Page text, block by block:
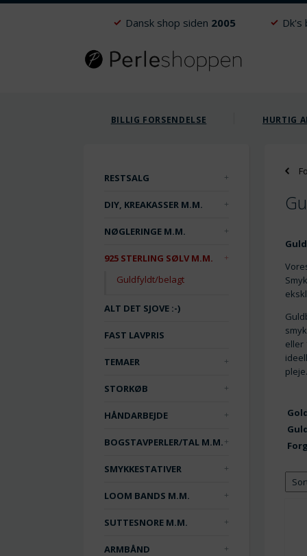
Dansk shop siden 2005
BILLIG FORSENDELSE HURTIG
RESTSALG
DIY, KREAKASSER M.M.
NØGLERINGE M.M.
925 STERLING SØLV M.M.
Guldfyldt/belagt
ALT DET SJOVE :-)
FAST LAVPRIS
TEMAER
STORKØB
HÅNDARBEJDE
BOGSTAVPERLER/TAL M.M.
SMYKKESTATIVER
LOOM BANDS M.M.
SUTTESNORE M.M.
ARMBÅND
eller
pleje.